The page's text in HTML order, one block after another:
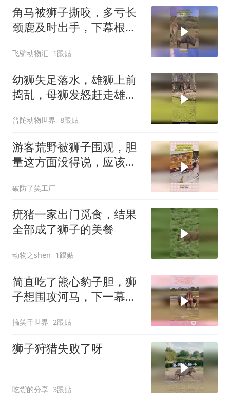
角马被狮子撕咬，多亏长
颈鹿及时出手，下幕根本
飞驴动物汇 1跟贴
幼狮失足落水，雄狮上前
捣乱，母狮发怒赶走雄狮
普陀动物世界 8跟贴
游客荒野被狮子围观，胆
量这方面没得说，应该是
破防了笑工厂
疣猪一家出门觅食，结果
全部成了狮子的美餐
动物之shen 1跟贴
简直吃了熊心豹子胆，狮
子想围攻河马，下一幕直
搞笑千世界 2跟贴
狮子狩猎失败了呀
吃货的分享 3跟贴